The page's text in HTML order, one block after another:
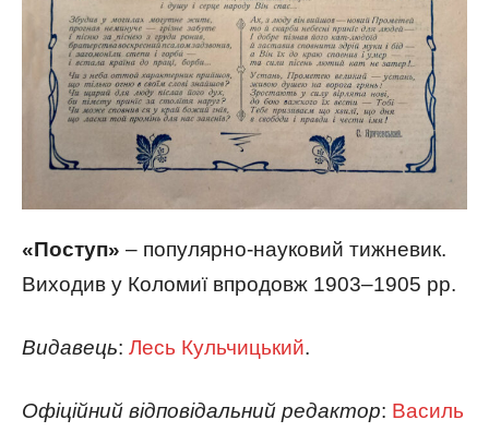
«Поступ» – популярно-науковий тижневик.
Виходив у Коломиї впродовж 1903–1905 рр.
Видавець: Лесь Кульчицький.
Офіційний відповідальний редактор: Василь